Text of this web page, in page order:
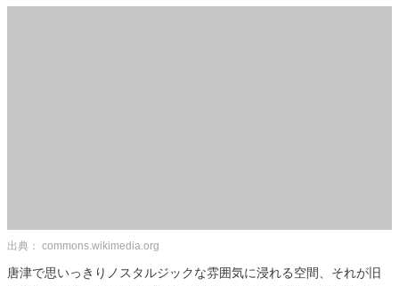
出典： commons.wikimedia.org
唐津で思いっきりノスタルジックな雰囲気に浸れる空間、それが旧